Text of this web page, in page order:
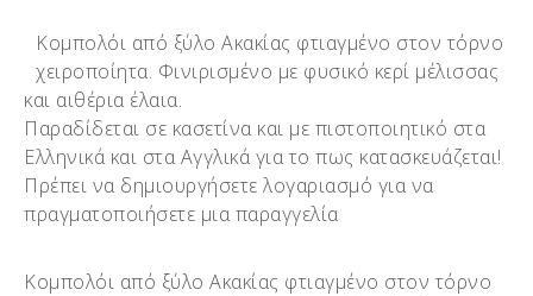
Κομπολόι από ξύλο Ακακίας φτιαγμένο στον τόρνο
χειροποίητα. Φινιρισμένο με φυσικό κερί μέλισσας
και αιθέρια έλαια.
Παραδίδεται σε κασετίνα και με πιστοποιητικό στα
Ελληνικά και στα Αγγλικά για το πως κατασκευάζεται!
Πρέπει να δημιουργήσετε λογαριασμό για να
πραγματοποιήσετε μια παραγγελία
Κομπολόι από ξύλο Ακακίας φτιαγμένο στον τόρνο